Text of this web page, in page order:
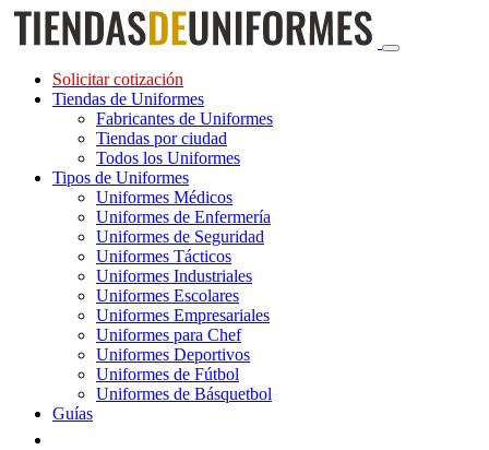
Solicitar cotización
Tiendas de Uniformes
Fabricantes de Uniformes
Tiendas por ciudad
Todos los Uniformes
Tipos de Uniformes
Uniformes Médicos
Uniformes de Enfermería
Uniformes de Seguridad
Uniformes Tácticos
Uniformes Industriales
Uniformes Escolares
Uniformes Empresariales
Uniformes para Chef
Uniformes Deportivos
Uniformes de Fútbol
Uniformes de Básquetbol
Guías